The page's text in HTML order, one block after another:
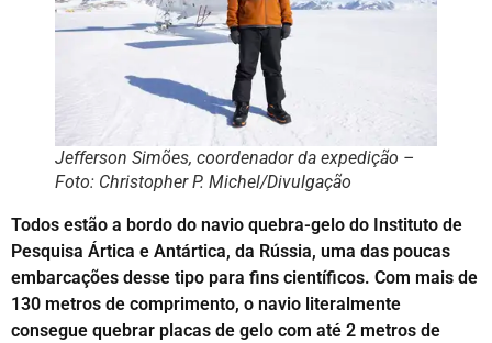
Jefferson Simões, coordenador da expedição –
Foto: Christopher P. Michel/Divulgação
Todos estão a bordo do navio quebra-gelo do Instituto de
Pesquisa Ártica e Antártica, da Rússia, uma das poucas
embarcações desse tipo para fins científicos. Com mais de
130 metros de comprimento, o navio literalmente
consegue quebrar placas de gelo com até 2 metros de